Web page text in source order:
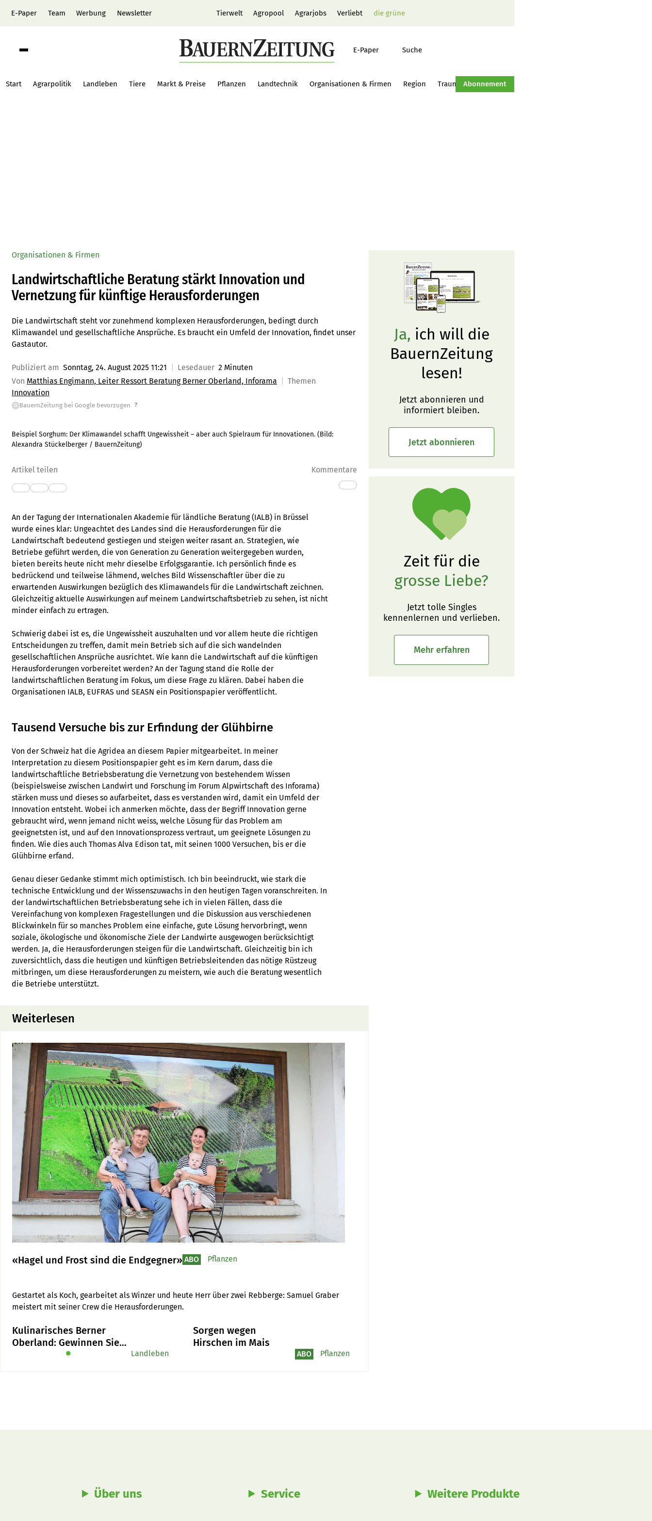
E-Paper Team Werbung Newsletter Tierwelt Agropool Agrarjobs Verliebt die grüne
E-Paper Suche
Start Agrarpolitik Landleben Tiere Markt & Preise Pflanzen Landtechnik Organisationen & Firmen Region Traumtraktor Hof-Management
Abonnement
Organisationen & Firmen
Landwirtschaftliche Beratung stärkt Innovation und
Vernetzung für künftige Herausforderungen
Die Landwirtschaft steht vor zunehmend komplexen Herausforderungen, bedingt durch
Klimawandel und gesellschaftliche Ansprüche. Es braucht ein Umfeld der Innovation, findet unser
Gastautor.
Publiziert am Sonntag, 24. August 2025 11:21 Lesedauer 2 Minuten
Von Matthias Engimann, Leiter Ressort Beratung Berner Oberland, Inforama
Themen
Innovation
G BauernZeitung bei Google bevorzugen ?
Beispiel Sorghum: Der Klimawandel schafft Ungewissheit – aber auch Spielraum für Innovationen. (Bild:
Alexandra Stückelberger / BauernZeitung)
Artikel teilen Kommentare
An der Tagung der Internationalen Akademie für ländliche Beratung (IALB) in Brüssel
wurde eines klar: Ungeachtet des Landes sind die Herausforderungen für die
Landwirtschaft bedeutend gestiegen und steigen weiter rasant an. Strategien, wie
Betriebe geführt werden, die von Generation zu Generation weitergegeben wurden,
bieten bereits heute nicht mehr dieselbe Erfolgsgarantie. Ich persönlich finde es
bedrückend und teilweise lähmend, welches Bild Wissenschaftler über die zu
erwartenden Auswirkungen bezüglich des Klimawandels für die Landwirtschaft zeichnen.
Gleichzeitig aktuelle Auswirkungen auf meinem Landwirtschaftsbetrieb zu sehen, ist nicht
minder einfach zu ertragen.
Schwierig dabei ist es, die Ungewissheit auszuhalten und vor allem heute die richtigen
Entscheidungen zu treffen, damit mein Betrieb sich auf die sich wandelnden
gesellschaftlichen Ansprüche ausrichtet. Wie kann die Landwirtschaft auf die künftigen
Herausforderungen vorbereitet werden? An der Tagung stand die Rolle der
landwirtschaftlichen Beratung im Fokus, um diese Frage zu klären. Dabei haben die
Organisationen IALB, EUFRAS und SEASN ein Positionspapier veröffentlicht.
Tausend Versuche bis zur Erfindung der Glühbirne
Von der Schweiz hat die Agridea an diesem Papier mitgearbeitet. In meiner
Interpretation zu diesem Positionspapier geht es im Kern darum, dass die
landwirtschaftliche Betriebsberatung die Vernetzung von bestehendem Wissen
(beispielsweise zwischen Landwirt und Forschung im Forum Alpwirtschaft des Inforama)
stärken muss und dieses so aufarbeitet, dass es verstanden wird, damit ein Umfeld der
Innovation entsteht. Wobei ich anmerken möchte, dass der Begriff Innovation gerne
gebraucht wird, wenn jemand nicht weiss, welche Lösung für das Problem am
geeignetsten ist, und auf den Innovationsprozess vertraut, um geeignete Lösungen zu
finden. Wie dies auch Thomas Alva Edison tat, mit seinen 1000 Versuchen, bis er die
Glühbirne erfand.
Genau dieser Gedanke stimmt mich optimistisch. Ich bin beeindruckt, wie stark die
technische Entwicklung und der Wissenszuwachs in den heutigen Tagen voranschreiten. In
der landwirtschaftlichen Betriebsberatung sehe ich in vielen Fällen, dass die
Vereinfachung von komplexen Fragestellungen und die Diskussion aus verschiedenen
Blickwinkeln für so manches Problem eine einfache, gute Lösung hervorbringt, wenn
soziale, ökologische und ökonomische Ziele der Landwirte ausgewogen berücksichtigt
werden. Ja, die Herausforderungen steigen für die Landwirtschaft. Gleichzeitig bin ich
zuversichtlich, dass die heutigen und künftigen Betriebsleitenden das nötige Rüstzeug
mitbringen, um diese Herausforderungen zu meistern, wie auch die Beratung wesentlich
die Betriebe unterstützt.
Weiterlesen
«Hagel und Frost sind die Endgegner»
Gestartet als Koch, gearbeitet als Winzer und heute Herr über zwei Rebberge: Samuel Graber
meistert mit seiner Crew die Herausforderungen.
ABO Pflanzen
Kulinarisches Berner
Oberland: Gewinnen Sie
das Buch «Alpe-Chuchi»
✹ Landleben
Sorgen wegen
Hirschen im Mais
ABO Pflanzen
Ja, ich will die
BauernZeitung
lesen!
Jetzt abonnieren und
informiert bleiben.
Jetzt abonnieren
Zeit für die
grosse Liebe?
Jetzt tolle Singles
kennenlernen und verlieben.
Mehr erfahren
Über uns Service Weitere Produkte